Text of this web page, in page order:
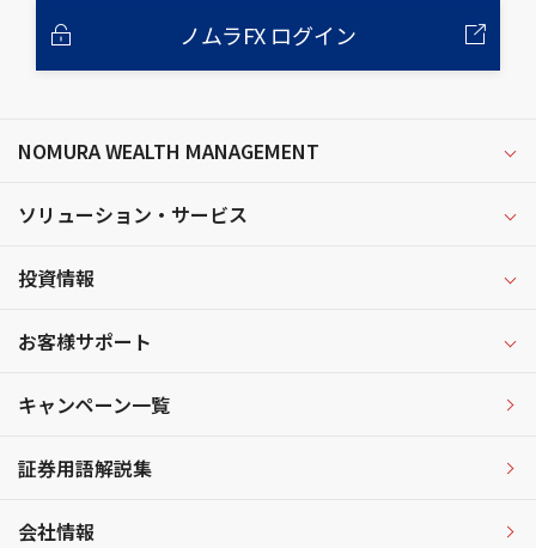
ノムラFX ログイン
NOMURA WEALTH MANAGEMENT
ソリューション・サービス
投資情報
お客様サポート
キャンペーン一覧
証券用語解説集
会社情報